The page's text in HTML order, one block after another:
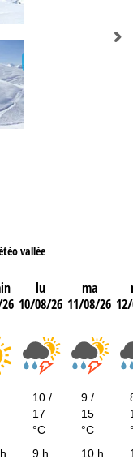
vallée
lu
10/08/26
ma
11/08/26
10 /
17
°C
9 /
15
°C
9 h 10 h